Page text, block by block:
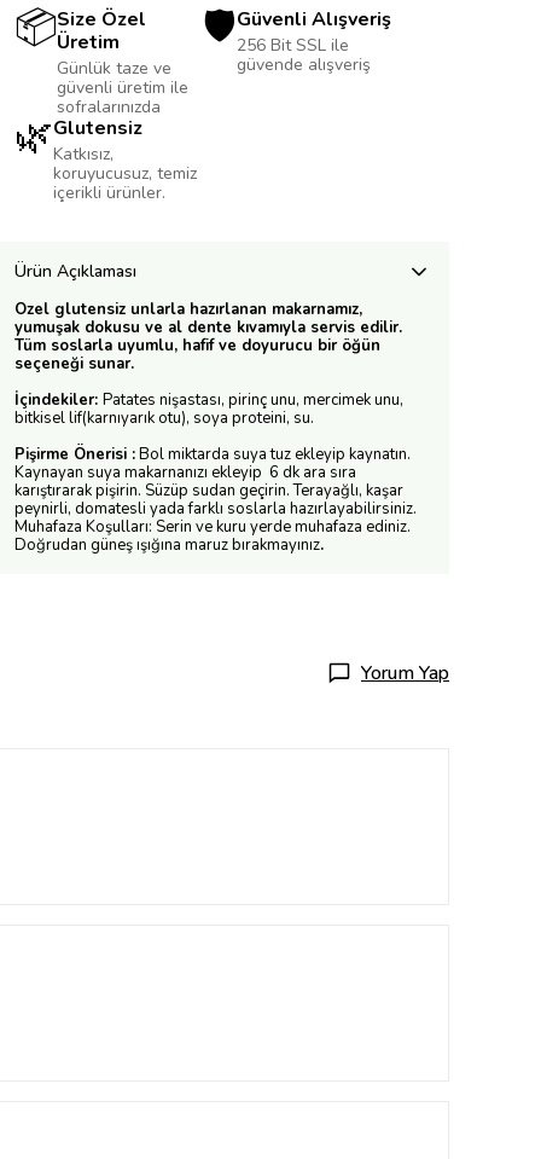
📦Size Özel
Üretim
Günlük taze ve
güvenli üretim ile
sofralarınızda
🛡️Güvenli Alışveriş
256 Bit SSL ile
güvende alışveriş
🌿Glutensiz
Katkısız,
koruyucusuz, temiz
içerikli ürünler.
Ürün Açıklaması
Özel glutensiz unlarla hazırlanan makarnamız,
yumuşak dokusu ve al dente kıvamıyla servis edilir.
Tüm soslarla uyumlu, hafif ve doyurucu bir öğün
seçeneği sunar.
İçindekiler: Patates nişastası, pirinç unu, mercimek unu,
bitkisel lif(karnıyarık otu), soya proteini, su.
Pişirme Önerisi :Bol miktarda suya tuz ekleyip kaynatın.
Kaynayan suya makarnanızı ekleyip 6 dk ara sıra
karıştırarak pişirin. Süzüp sudan geçirin. Terayağlı, kaşar
peynirli, domatesli yada farklı soslarla hazırlayabilirsiniz.
Muhafaza Koşulları: Serin ve kuru yerde muhafaza ediniz.
Doğrudan güneş ışığına maruz bırakmayınız.
Yorum Yap